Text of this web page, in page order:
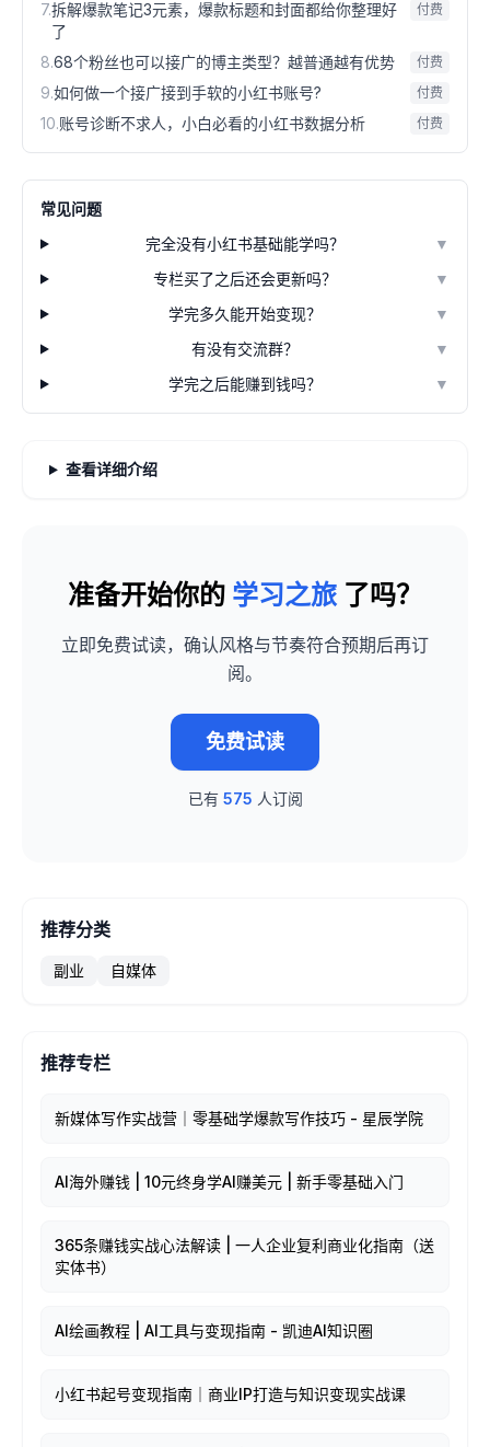
7.拆解爆款笔记3元素，爆款标题和封面都给你整理好
了
付费
8.68个粉丝也可以接广的博主类型？越普通越有优势 付费
9.如何做一个接广接到手软的小红书账号? 付费
10.账号诊断不求人，小白必看的小红书数据分析 付费
常见问题
完全没有小红书基础能学吗？
▼
专栏买了之后还会更新吗？
▼
学完多久能开始变现？
▼
有没有交流群？
▼
学完之后能赚到钱吗？
▼
查看详细介绍
准备开始你的 学习之旅 了吗？
立即免费试读，确认风格与节奏符合预期后再订
阅。
免费试读
已有 575 人订阅
推荐分类
副业 自媒体
推荐专栏
新媒体写作实战营｜零基础学爆款写作技巧 - 星辰学院
AI海外赚钱 | 10元终身学AI赚美元 | 新手零基础入门
365条赚钱实战心法解读 | 一人企业复利商业化指南（送
实体书）
AI绘画教程 | AI工具与变现指南 - 凯迪AI知识圈
小红书起号变现指南｜商业IP打造与知识变现实战课